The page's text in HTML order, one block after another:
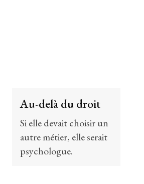
Au-delà du droit
Si elle devait choisir un
autre métier, elle serait
psychologue.